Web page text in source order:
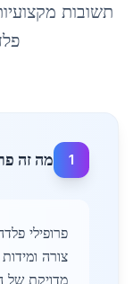
תשובות
1 מה זה
פרופילי
צורה
מדויקת של